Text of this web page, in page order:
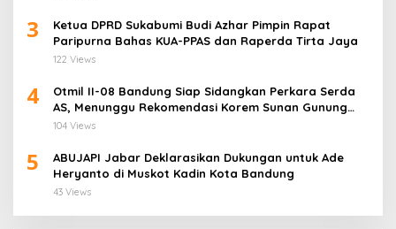
3
Ketua DPRD Sukabumi Budi Azhar Pimpin Rapat
Paripurna Bahas KUA-PPAS dan Raperda Tirta Jaya
122 Views
4
Otmil II-08 Bandung Siap Sidangkan Perkara Serda
AS, Menunggu Rekomendasi Korem Sunan Gunung
Jati Cirebon
104 Views
5
ABUJAPI Jabar Deklarasikan Dukungan untuk Ade
Heryanto di Muskot Kadin Kota Bandung
43 Views